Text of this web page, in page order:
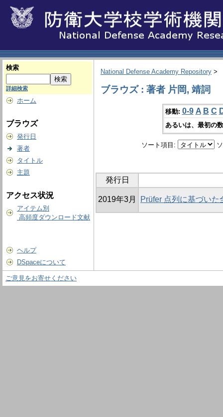
検索
詳細検索
ホーム
ブラウズ
発行日
著者
タイトル
主題
アクセス状況
アイテム別
高頻度ダウンロード文献
ヘルプ
DSpaceについて
National Defense Academy Repository >
ブラウズ : 著者 片岡, 靖詞
移動: 0-9 A B C
あるいは、最初の
ソート項目:
発行日
2019年3月 Prüfer 点列に基づい
ご意見をお寄せください